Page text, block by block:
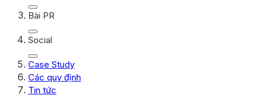
Bài PR
Social
Case Study
Các quy định
Tin tức